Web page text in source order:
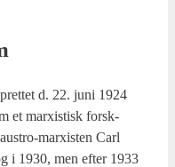
d. 22. juni 1924
et marxi­stisk forsk­
marxi­sten Carl
i 1930, men efter 1933